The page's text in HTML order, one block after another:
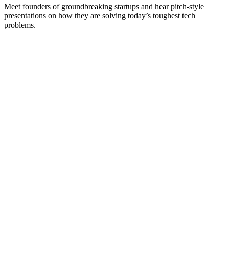
Meet founders of groundbreaking startups and hear pitch-style
presentations on how they are solving today’s toughest tech
problems.